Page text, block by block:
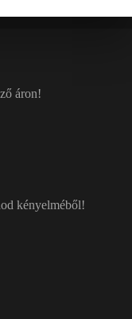
áron!
kényelméből!